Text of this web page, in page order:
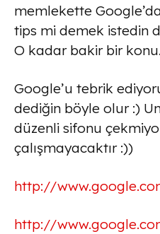
memlekette
tips mi demek istedin
O kadar bakir bir
Google’u tebrik
dediğin böyle olur :)
düzenli sifonu
çalışmayacaktır :))
http://
http://